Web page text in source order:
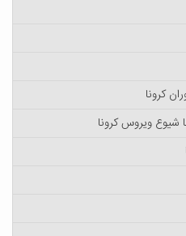
کرونا
شیوع ویروس کرونا